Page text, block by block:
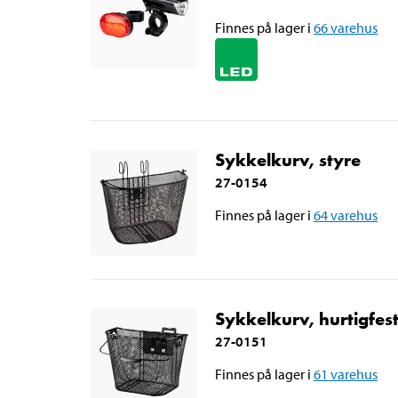
Finnes på lager i 66varehus
Sykkelkurv, styre
27-0154
Finnes på lager i 64varehus
Sykkelkurv,
27-0151
Finnes på lager i 61 varehus